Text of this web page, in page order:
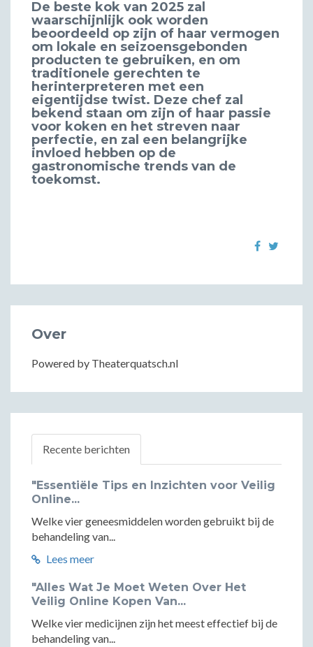
De beste kok van 2025 zal
waarschijnlijk ook worden
beoordeeld op zijn of haar vermogen
om lokale en seizoensgebonden
producten te gebruiken, en om
traditionele gerechten te
herinterpreteren met een
eigentijdse twist. Deze chef zal
bekend staan om zijn of haar passie
voor koken en het streven naar
perfectie, en zal een belangrijke
invloed hebben op de
gastronomische trends van de
toekomst.
Over
Powered by Theaterquatsch.nl
Recente berichten
"Essentiële Tips en Inzichten voor Veilig
Online...
Welke vier geneesmiddelen worden gebruikt bij de
behandeling van...
Lees meer
"Alles Wat Je Moet Weten Over Het
Veilig Online Kopen Van...
Welke vier medicijnen zijn het meest effectief bij de
behandeling van...